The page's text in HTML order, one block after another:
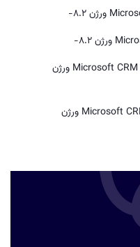
آموزش گزارش سازی و داشبورد سازی در Microsoft CRM ورژن
اموزش توسعه و سفارشی سازی در در Microsoft CRM ورژن